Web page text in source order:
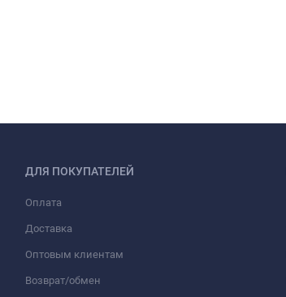
ДЛЯ ПОКУПАТЕЛЕЙ
Оплата
Доставка
Оптовым клиентам
Возврат/обмен